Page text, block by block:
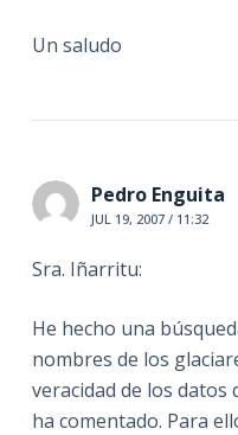
Un saludo
Pedro Enguita
JUL 19, 2007 / 11:32
Sra. Iñarritu:
He hecho una
nombres de los
veracidad de los
ha comentado. Para